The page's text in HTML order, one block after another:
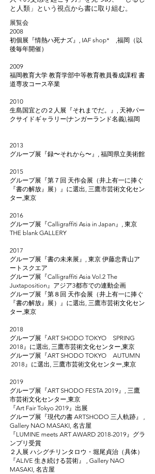
と人類」という視点から書に取り組む。
​展覧会
2008
初個展『情熱ハ死ナズ』, IAF shop* ,福岡（以
後毎年開催）
2009
福岡教育大学 教育学部中等教育教員養成課程 書
道専攻コース卒業
2010
生島国宜との２人展『それまでだ。』, 天神パー
クサイドギャラリー(ナンガーランド名義),福岡
2013
グループ展『録〜それから〜』, 福岡県立美術館
2015
グループ展『第７回 天作会展（井上有一に捧ぐ
『書の解放』展）』に選出, 三鷹市芸術文化セン
ター,東京
2016
グループ展『Calligraffiti Asia in Japan』, 東京
THE blank GALLERY
2017
グループ展『書の未来展』, 東京 伊藤忠青山ア
ートスクエア
グループ展『Calligraffiti Asia Vol.2 The
Juxtaposition』アジア3都市での連動企画
グループ展『第８回 天作会展（井上有一に捧ぐ
『書の解放』展）』に選出, 三鷹市芸術文化セン
ター,東京
2018
グループ展『ART SHODO TOKYO SPRING
2018』に選出, 三鷹市芸術文化センター,東京
グループ展『ART SHODO TOKYO AUTUMN
2018』に選出, 三鷹市芸術文化センター,東京
2019
グループ展『ART SHODO FESTA 2019』, 三鷹
市芸術文化センター,東京
『Art Fair Tokyo 2019』出展
グループ展『現代の書 ARTSHODO 三人軌跡』 ,
Gallery NAO MASAKI, 名古屋
『LUMINE meets ART AWARD 2018-2019』グラ
ンプリ受賞
２人展 ハシグチリンタロウ・堀尾貞治（具体）
『ALIVE 生き続ける芸術』 , Gallery NAO
MASAKI, 名古屋